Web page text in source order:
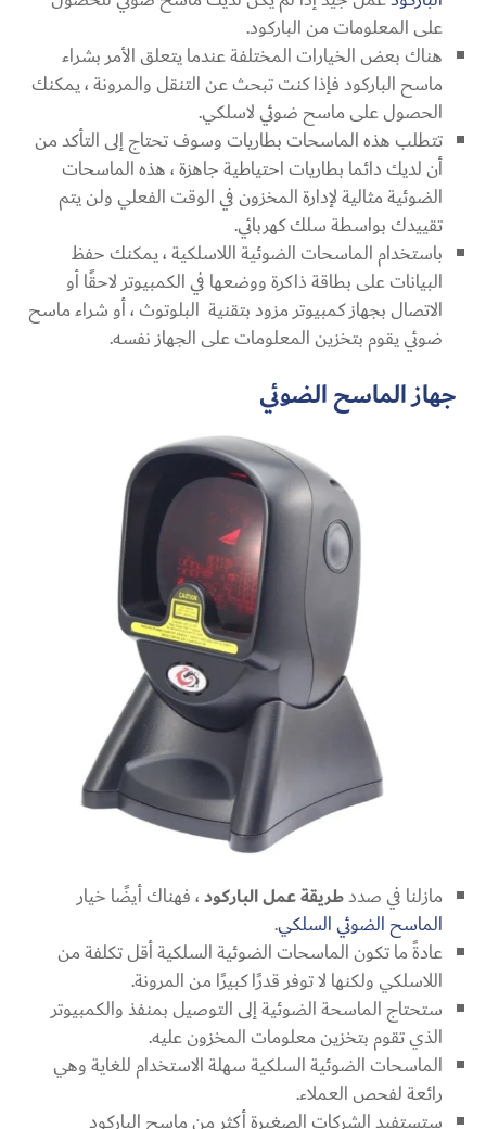
على المعلومات من الباركود.
هناك بعض الخيارات المختلفة عندما يتعلق الأمر بشراء
ماسح الباركود فإذا كنت تبحث عن التنقل والمرونة ، يمكنك
الحصول على ماسح ضوئي لاسلكي.
تتطلب هذه الماسحات بطاريات وسوف تحتاج إلى التأكد من
أن لديك دائما بطاريات احتياطية جاهزة ، هذه الماسحات
الضوئية مثالية لإدارة المخزون في الوقت الفعلي ولن يتم
تقييدك بواسطة سلك كهربائي.
باستخدام الماسحات الضوئية اللاسلكية ، يمكنك حفظ
البيانات على بطاقة ذاكرة ووضعها في الكمبيوتر لاحقًا أو
الاتصال بجهاز كمبيوتر مزود بتقنية البلوتوث ، أو شراء ماسح
ضوئي يقوم بتخزين المعلومات على الجهاز نفسه.
جهاز الماسح الضوئي
مازلنا في صددطريقة عمل الباركود، فهناك أيضًا خيار
الماسح الضوئي السلكي.
عادةً ما تكون الماسحات الضوئية السلكية أقل تكلفة من
اللاسلكي ولكنها لا توفر قدرًا كبيرًا من المرونة.
ستحتاج الماسحة الضوئية إلى التوصيل بمنفذ والكمبيوتر
الذي تقوم بتخزين معلومات المخزون عليه.
الماسحات الضوئية السلكية سهلة الاستخدام للغاية وهي
رائعة لفحص العملاء.
ستستفيد الشركات الصغيرة أكثر من ماسح الباركود